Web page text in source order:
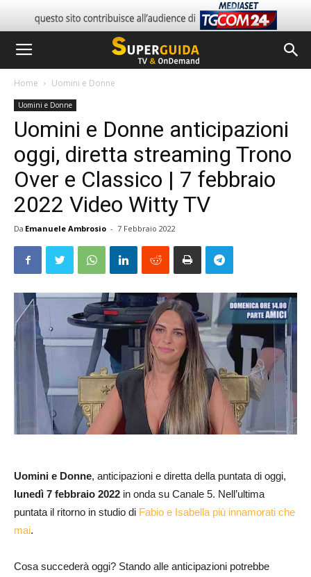
Home Uomini e Donne
Uomini e Donne
Uomini e Donne anticipazioni
oggi, diretta streaming Trono
Over e Classico | 7 febbraio
2022 Video Witty TV
Da Emanuele Ambrosio - 7 Febbraio 2022
Uomini e Donne, anticipazioni e diretta della puntata di oggi,
lunedì 7 febbraio 2022 in onda su Canale 5. Nell’ultima
puntata il ritorno in studio di Fabio e Isabella più innamorati che
mai.
Cosa succederà oggi? Stando alle anticipazioni potrebbe